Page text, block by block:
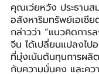
คุณเว่ยหวัง ประธานส
อสังหาริมทรัพย์เอเชีย
กล่าวว่า “แนวคิดกา
จีน ได้เปลี่ยนแปลงไป
ที่มุ่งเน้นต้นทุนการผลิ
กับความมั่นคง และคว